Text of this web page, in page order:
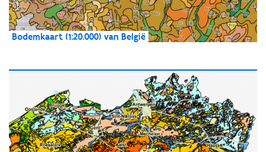
Bodemkaart (1:20.000) van België